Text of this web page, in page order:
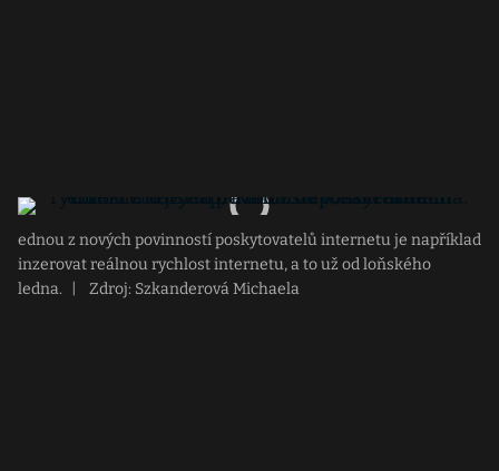
ednou z nových povinností poskytovatelů internetu je například
inzerovat reálnou rychlost internetu, a to už od loňského
ledna.
Zdroj: Szkanderová Michaela